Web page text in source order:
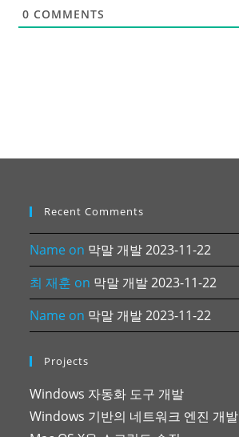
0 COMMENTS
Recent Comments
Name on 막말 개발 2023-11-22
최 재훈 on 막말 개발 2023-11-22
Name on 막말 개발 2023-11-22
Projects
Windows 자동화 도구 개발
Windows 기반의 네트워크 엔진 개발